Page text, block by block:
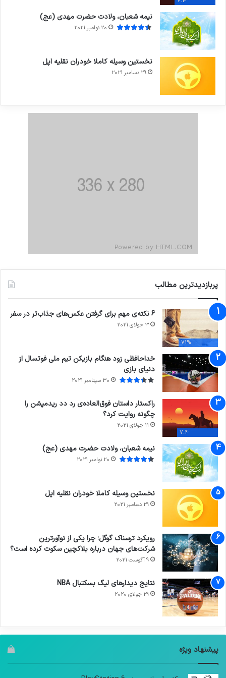
نیمه شعبان، ولادت حضرت مهدی (عج)
20 نوامبر 2021
نخستین وسیله کاملا خودران نقلیه اپل
29 دسامبر 2021
پربازدیدترین مطالب
71%
6 نکته‌ی مهم برای گرفتن عکس‌های جذاب‌تر در سفر
3 جولای 2021
خداحافظی زود هنگام بازیکن تیم ملی فوتسال از
دنیای بازی
30 سپتامبر 2021
7.4
راکستار داستان فوق‌العاده‌ی رد دد ریدمپشن را
چگونه روایت کرد؟
11 جولای 2021
نیمه شعبان، ولادت حضرت مهدی (عج)
20 نوامبر 2021
نخستین وسیله کاملا خودران نقلیه اپل
29 دسامبر 2021
رویکرد ترسناک گوگل؛ چرا یکی از نوآورترین
شرکت‌های جهان درباره بلاکچین سکوت کرده است؟
9 آگوست 2021
نتایج دیدار‌های لیگ بسکتبال NBA
29 جولای 2020
پیشنهاد ویژه